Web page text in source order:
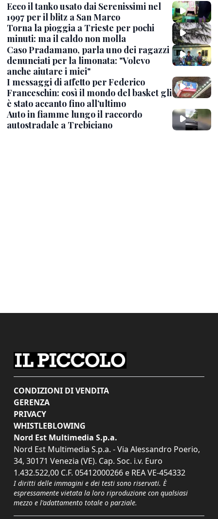
Ecco il tanko usato dai Serenissimi nel
1997 per il blitz a San Marco
Torna la pioggia a Trieste per pochi
minuti: ma il caldo non molla
Caso Pradamano, parla uno dei ragazzi
denunciati per la limonata: "Volevo
anche aiutare i miei"
I messaggi di affetto per Federico
Franceschin: così il mondo del basket gli
è stato accanto fino all’ultimo
Auto in fiamme lungo il raccordo
autostradale a Trebiciano
CONDIZIONI DI VENDITA
GERENZA
PRIVACY
WHISTLEBLOWING
Nord Est Multimedia S.p.a.
Nord Est Multimedia S.p.a. - Via Alessandro Poerio,
34, 30171 Venezia (VE). Cap. Soc. i.v. Euro
1.432.522,00 C.F. 05412000266 e REA VE-454332
I diritti delle immagini e dei testi sono riservati. È
espressamente vietata la loro riproduzione con qualsiasi
mezzo e l'adattamento totale o parziale.